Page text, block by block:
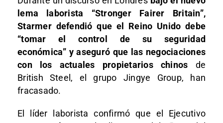
lema laborista “Stronger Fairer Britain”,
Starmer defendió que el Reino Unido debe
“tomar el control de su seguridad
económica” y aseguró que las negociaciones
con los actuales propietarios chinos de
British Steel, el grupo Jingye Group, han
fracasado.
El líder laborista confirmó que el Ejecutivo